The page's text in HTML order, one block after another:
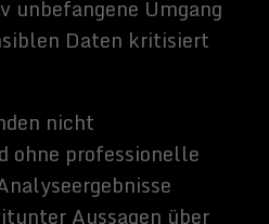
eintauchen
stets
starke
gibt und
ist auch für